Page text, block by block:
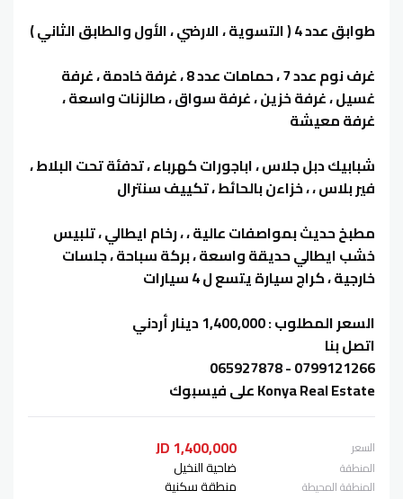
طوابق عدد 4 ( التسوية ، الارضي ، الأول والطابق الثاني )
غرف نوم عدد 7 ، حمامات عدد 8 ، غرفة خادمة ، غرفة
غسيل ، غرفة خزين ، غرفة سواق ، صالزنات واسعة ،
غرفة معيشة
شبابيك دبل جلاس ، اباجورات كهرباء ، تدفئة تحت البلاط ،
فير بلاس ، ، خزاءن بالحائط ، تكييف سنترال
مطبخ حديث بمواصفات عالية ، ، رخام ايطالي ، تلبيس
خشب ايطالي حديقة واسعة ، بركة سباحة ، جلسات
خارجية ، كراج سيارة يتسع ل 4 سيارات
السعر المطلوب : 1,400,000 دينار أردني
اتصل بنا
0799121266 - 065927878
Konya Real Estate على فيسبوك
السعر 1,400,000 JD
المنطقة ضاحية النخيل
المنطقة المحيطة منطقة سكنية